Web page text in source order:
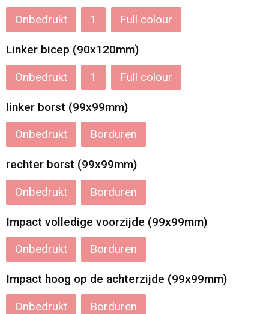
Onbedrukt 1 Full colour
Linker bicep (90x120mm)
Onbedrukt 1 Full colour
linker borst (99x99mm)
Onbedrukt Borduren
rechter borst (99x99mm)
Onbedrukt Borduren
Impact volledige voorzijde (99x99mm)
Onbedrukt Borduren
Impact hoog op de achterzijde (99x99mm)
Onbedrukt Borduren